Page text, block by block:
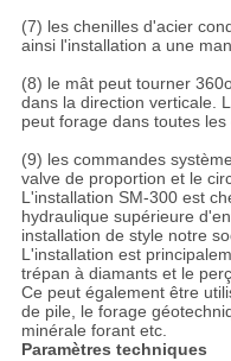
(7) les chenilles d'acier
ainsi l'installation a une
(8) le mât peut tourner
dans la direction verticale.
peut forage dans toutes les
(9) les commandes
valve de proportion et le
L'installation SM-300 est
hydraulique supérieure
installation de style notre
L'installation est
trépan à diamants et le
Ce peut également être
de pile, le forage
minérale forant etc.
Paramètres techniques